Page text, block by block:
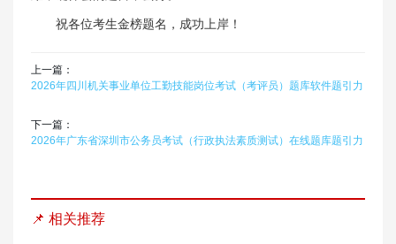
祝各位考生金榜题名，成功上岸！
上一篇：
2026年四川机关事业单位工勤技能岗位考试（考评员）题库软件题引力
下一篇：
2026年广东省深圳市公务员考试（行政执法素质测试）在线题库题引力
📌 相关推荐